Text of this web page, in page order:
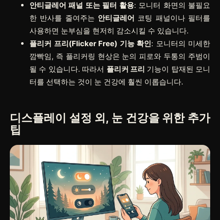
안티글레어 패널 또는 필터 활용: 모니터 화면의 불필요
한 반사를 줄여주는 안티글레어 코팅 패널이나 필터를
사용하면 눈부심을 현저히 감소시킬 수 있습니다.
플리커 프리(Flicker Free) 기능 확인: 모니터의 미세한
깜빡임, 즉 플리커링 현상은 눈의 피로와 두통의 주범이
될 수 있습니다. 따라서 플리커 프리 기능이 탑재된 모니
터를 선택하는 것이 눈 건강에 훨씬 이롭습니다.
디스플레이 설정 외, 눈 건강을 위한 추가
팁